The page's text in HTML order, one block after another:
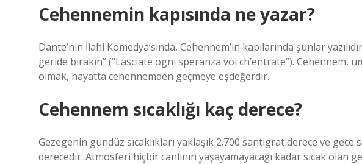
Cehennemin kapısında ne yazar?
Dante’nin İlahi Komedya’sında, Cehennem’in kapılarında şunlar
geride bırakın” (“Lasciate ogni speranza voi ch’entrate”). Cehennem,
olmak, hayatta cehennemden geçmeye eşdeğerdir.
Cehennem sıcaklığı kaç derece?
Gezegenin gündüz sıcaklıkları yaklaşık 2.700 santigrat derece ve gece
derecedir. Atmosferi hiçbir canlının yaşayamayacağı kadar sıcak olan